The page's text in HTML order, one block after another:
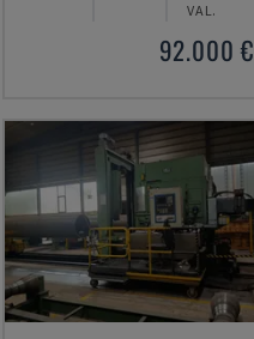
VAL.
92.000 €